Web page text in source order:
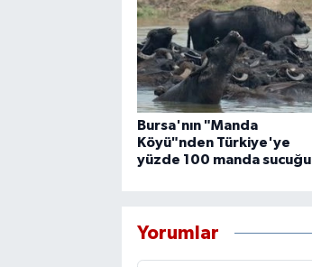
Bursa'nın "Manda
Köyü"nden Türkiye'ye
yüzde 100 manda sucuğu
Yorumlar